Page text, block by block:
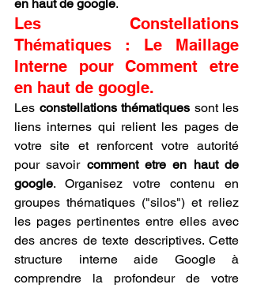
en haut de google.
Les Constellations
Thématiques : Le Maillage
Interne pour Comment etre
en haut de google.
Les constellations thématiques sont les
liens internes qui relient les pages de
votre site et renforcent votre autorité
pour savoir comment etre en haut de
google. Organisez votre contenu en
groupes thématiques ("silos") et reliez
les pages pertinentes entre elles avec
des ancres de texte descriptives. Cette
structure interne aide Google à
comprendre la profondeur de votre